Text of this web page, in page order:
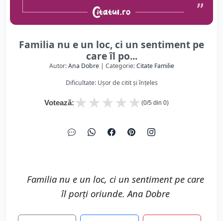
Familia nu e un loc, ci un sentiment pe
care îl po...
Autor:Ana Dobre| Categorie:Citate Familie
Dificultate: Ușor de citit și înțeles
Votează: ★
★
★
★
★ (0/5 din 0)
Familia nu e un loc, ci un sentiment pe care
îl porți oriunde. Ana Dobre